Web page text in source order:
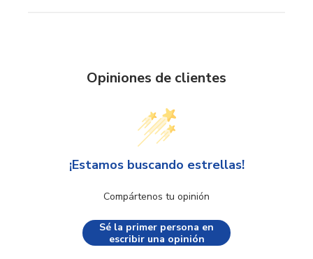
Opiniones de clientes
¡Estamos buscando estrellas!
Compártenos tu opinión
Sé la primer persona en
escribir una opinión